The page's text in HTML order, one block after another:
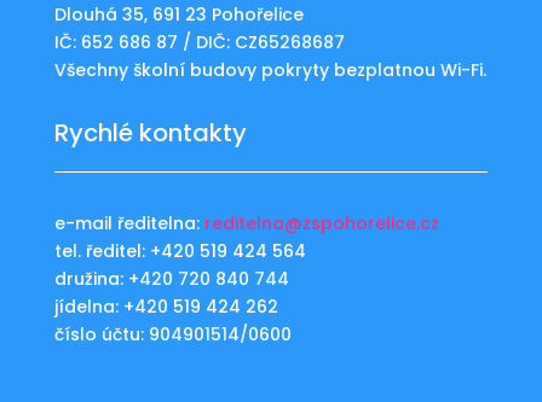
Dlouhá 35, 691 23 Pohořelice
IČ: 652 686 87 / DIČ: CZ65268687
Všechny školní budovy pokryty bezplatnou Wi-Fi.
Rychlé kontakty
e-mail ředitelna: reditelna@zspohorelice.cz
tel. ředitel: +420 519 424 564
družina: +420 720 840 744
jídelna: +420 519 424 262
číslo účtu: 904901514/0600